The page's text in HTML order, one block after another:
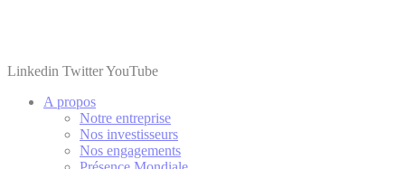
Linkedin TwitterYouTube
A propos
Notre entreprise
Nos investisseurs
Nos engagements